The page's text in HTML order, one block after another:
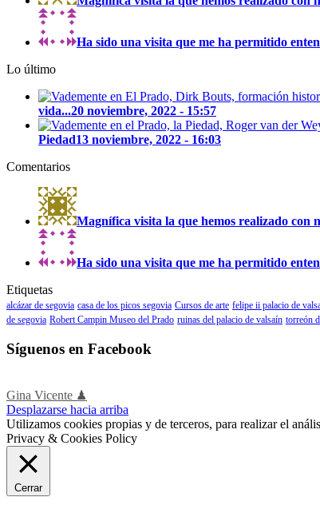
Ha sido una visita que me ha permitido
Lo último
vida...20 noviembre, 2022 - 15:57
Piedad13 noviembre, 2022 - 16:03
Comentarios
Magnífica visita la que hemos realizado con
Ha sido una visita que me ha permitido
Etiquetas
alcázar de segovia casa de los picos segovia Cursos de arte felipe ii palacio de
de segovia Robert Campin Museo del Prado ruinas del palacio de valsaín torreón
Síguenos en Facebook
Gina Vicente ♟
Desplazarse hacia arriba
Utilizamos cookies propias y de terceros, para realizar el
Privacy & Cookies Policy
Cerrar